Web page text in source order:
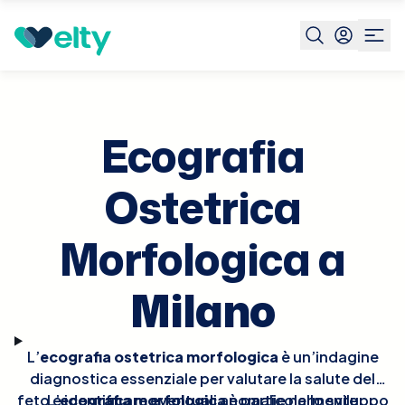
Prenota visita Ecografia Ostetrica Morfologica Milano
Ecografia
Ostetrica
Morfologica a
Milano
L’ecografia ostetrica morfologica è un’indagine
diagnostica essenziale per valutare la salute del
feto e identificare eventuali anomalie nello sviluppo
L’ecografia morfologicaè particolarmente